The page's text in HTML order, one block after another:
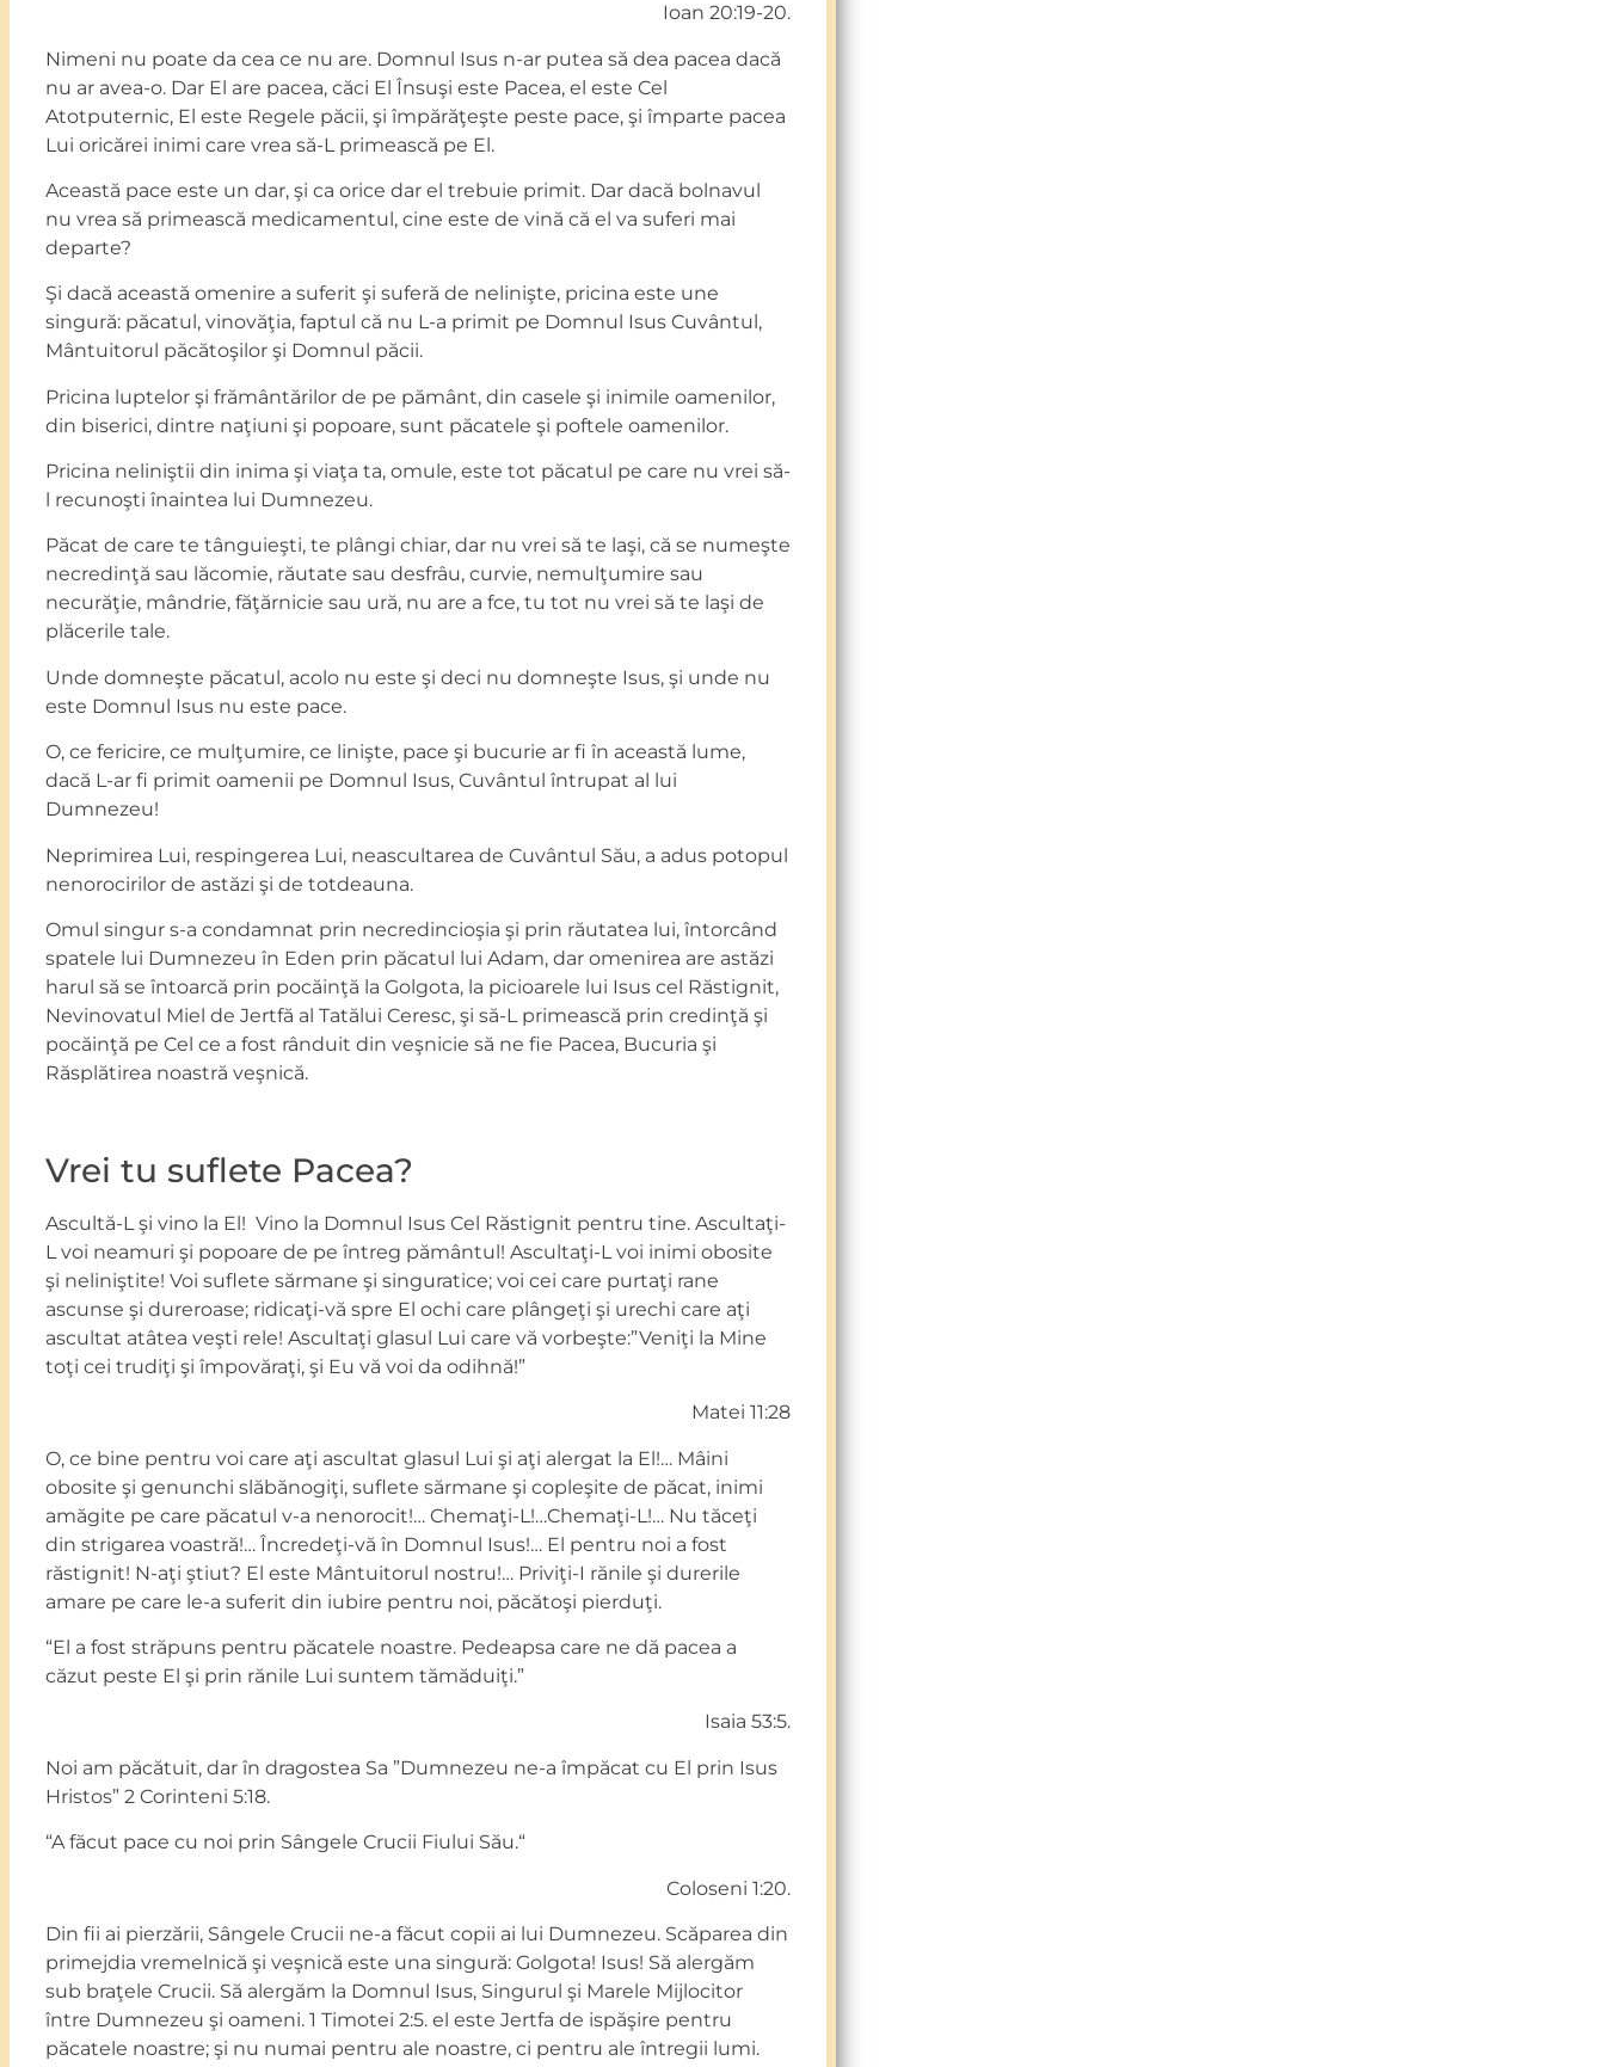
Ioan 20:19-20.
Nimeni nu poate da cea ce nu are. Domnul Isus n-ar putea să dea pacea dacă
nu ar avea-o. Dar El are pacea, căci El Însuşi este Pacea, el este Cel
Atotputernic, El este Regele păcii, şi împărăţeşte peste pace, şi împarte pacea
Lui oricărei inimi care vrea să-L primească pe El.
Această pace este un dar, şi ca orice dar el trebuie primit. Dar dacă bolnavul
nu vrea să primească medicamentul, cine este de vină că el va suferi mai
departe?
Şi dacă această omenire a suferit şi suferă de nelinişte, pricina este une
singură: păcatul, vinovăţia, faptul că nu L-a primit pe Domnul Isus Cuvântul,
Mântuitorul păcătoşilor şi Domnul păcii.
Pricina luptelor şi frământărilor de pe pământ, din casele şi inimile oamenilor,
din biserici, dintre naţiuni şi popoare, sunt păcatele şi poftele oamenilor.
Pricina neliniştii din inima şi viaţa ta, omule, este tot păcatul pe care nu vrei să-
l recunoşti înaintea lui Dumnezeu.
Păcat de care te tânguieşti, te plângi chiar, dar nu vrei să te laşi, că se numeşte
necredinţă sau lăcomie, răutate sau desfrâu, curvie, nemulţumire sau
necurăţie, mândrie, făţărnicie sau ură, nu are a fce, tu tot nu vrei să te laşi de
plăcerile tale.
Unde domneşte păcatul, acolo nu este şi deci nu domneşte Isus, şi unde nu
este Domnul Isus nu este pace.
O, ce fericire, ce mulţumire, ce linişte, pace şi bucurie ar fi în această lume,
dacă L-ar fi primit oamenii pe Domnul Isus, Cuvântul întrupat al lui
Dumnezeu!
Neprimirea Lui, respingerea Lui, neascultarea de Cuvântul Său, a adus potopul
nenorocirilor de astăzi şi de totdeauna.
Omul singur s-a condamnat prin necredincioşia şi prin răutatea lui, întorcând
spatele lui Dumnezeu în Eden prin păcatul lui Adam, dar omenirea are astăzi
harul să se întoarcă prin pocăinţă la Golgota, la picioarele lui Isus cel Răstignit,
Nevinovatul Miel de Jertfă al Tatălui Ceresc, şi să-L primească prin credinţă şi
pocăinţă pe Cel ce a fost rânduit din veşnicie să ne fie Pacea, Bucuria şi
Răsplătirea noastră veşnică.
Vrei tu suflete Pacea?
Ascultă-L şi vino la El! Vino la Domnul Isus Cel Răstignit pentru tine. Ascultaţi-
L voi neamuri şi popoare de pe întreg pământul! Ascultaţi-L voi inimi obosite
şi neliniştite! Voi suflete sărmane şi singuratice; voi cei care purtaţi rane
ascunse şi dureroase; ridicaţi-vă spre El ochi care plângeţi şi urechi care aţi
ascultat atâtea veşti rele! Ascultaţi glasul Lui care vă vorbeşte:”Veniţi la Mine
toţi cei trudiţi şi împovăraţi, şi Eu vă voi da odihnă!”
Matei 11:28
O, ce bine pentru voi care aţi ascultat glasul Lui şi aţi alergat la El!… Mâini
obosite şi genunchi slăbănogiţi, suflete sărmane şi copleşite de păcat, inimi
amăgite pe care păcatul v-a nenorocit!… Chemaţi-L!…Chemaţi-L!… Nu tăceţi
din strigarea voastră!… Încredeţi-vă în Domnul Isus!… El pentru noi a fost
răstignit! N-aţi ştiut? El este Mântuitorul nostru!… Priviţi-I rănile şi durerile
amare pe care le-a suferit din iubire pentru noi, păcătoşi pierduţi.
“El a fost străpuns pentru păcatele noastre. Pedeapsa care ne dă pacea a
căzut peste El şi prin rănile Lui suntem tămăduiţi.”
Isaia 53:5.
Noi am păcătuit, dar în dragostea Sa ”Dumnezeu ne-a împăcat cu El prin Isus
Hristos” 2 Corinteni 5:18.
“A făcut pace cu noi prin Sângele Crucii Fiului Său.“
Coloseni 1:20.
Din fii ai pierzării, Sângele Crucii ne-a făcut copii ai lui Dumnezeu. Scăparea din
primejdia vremelnică şi veşnică este una singură: Golgota! Isus! Să alergăm
sub braţele Crucii. Să alergăm la Domnul Isus, Singurul şi Marele Mijlocitor
între Dumnezeu şi oameni. 1 Timotei 2:5. el este Jertfa de ispăşire pentru
păcatele noastre; şi nu numai pentru ale noastre, ci pentru ale întregii lumi.